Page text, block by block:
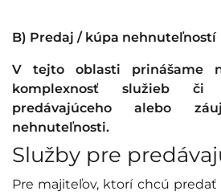
B) Predaj / kúpa nehnuteľností
V tejto oblasti prinášame
komplexnosť služieb
predávajúceho alebo
nehnuteľnosti.
Služby pre
Pre majiteľov, ktorí chcú